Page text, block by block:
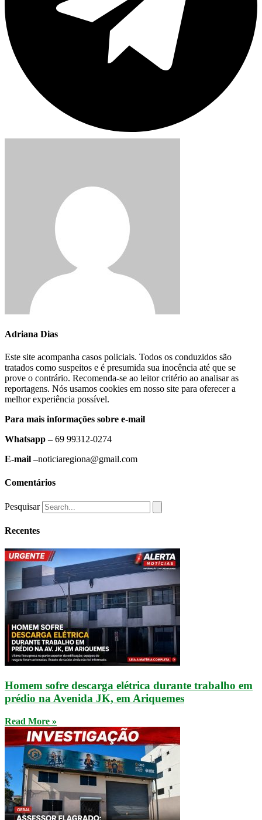
Adriana Dias
Este site acompanha casos policiais. Todos os conduzidos são
tratados como suspeitos e é presumida sua inocência até que se
prove o contrário. Recomenda-se ao leitor critério ao analisar as
reportagens. Nós usamos cookies em nosso site para oferecer a
melhor experiência possível.
Para mais informações sobre e-mail
Whatsapp –69 99312-0274
E-mail –noticiaregiona@gmail.com
Comentários
Pesquisar
Recentes
Homem sofre descarga elétrica durante trabalho em
prédio na Avenida JK, em Ariquemes
Read More »